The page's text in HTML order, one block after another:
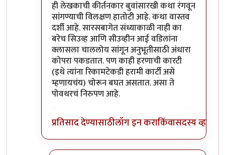
In reply toह्या ह्या ह्याbyसुक्या
ही लेखकाची कीर्तनकार बुवांसारखी कथा रंगवून
सांगण्याची विलक्षण हातोटी आहे. कथा वास्तव
दर्शी आहे. सारसबागेत संध्याकाळी नाही का
बरेच सिउव्ह आणि सीउव्हीन आई वडिलांना
क्लासला चाललोय सांगून अनुभूतीसाठी अंधारा
कोपरा पकडतात. पण काही हरणाची कारटी
(इथे त्यांना रिकामटेकडी हरामी कार्टी असे
म्हणायचंय) चोरून बघत असतात. असा ते
पोवथरचं निरुपण आहे.
प्रतिसाद देण्यासाठीलॉग इन कराकिंवासदस्य व्हा